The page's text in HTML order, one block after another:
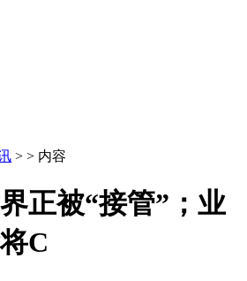
> > 内容
正被“接管”；业
C